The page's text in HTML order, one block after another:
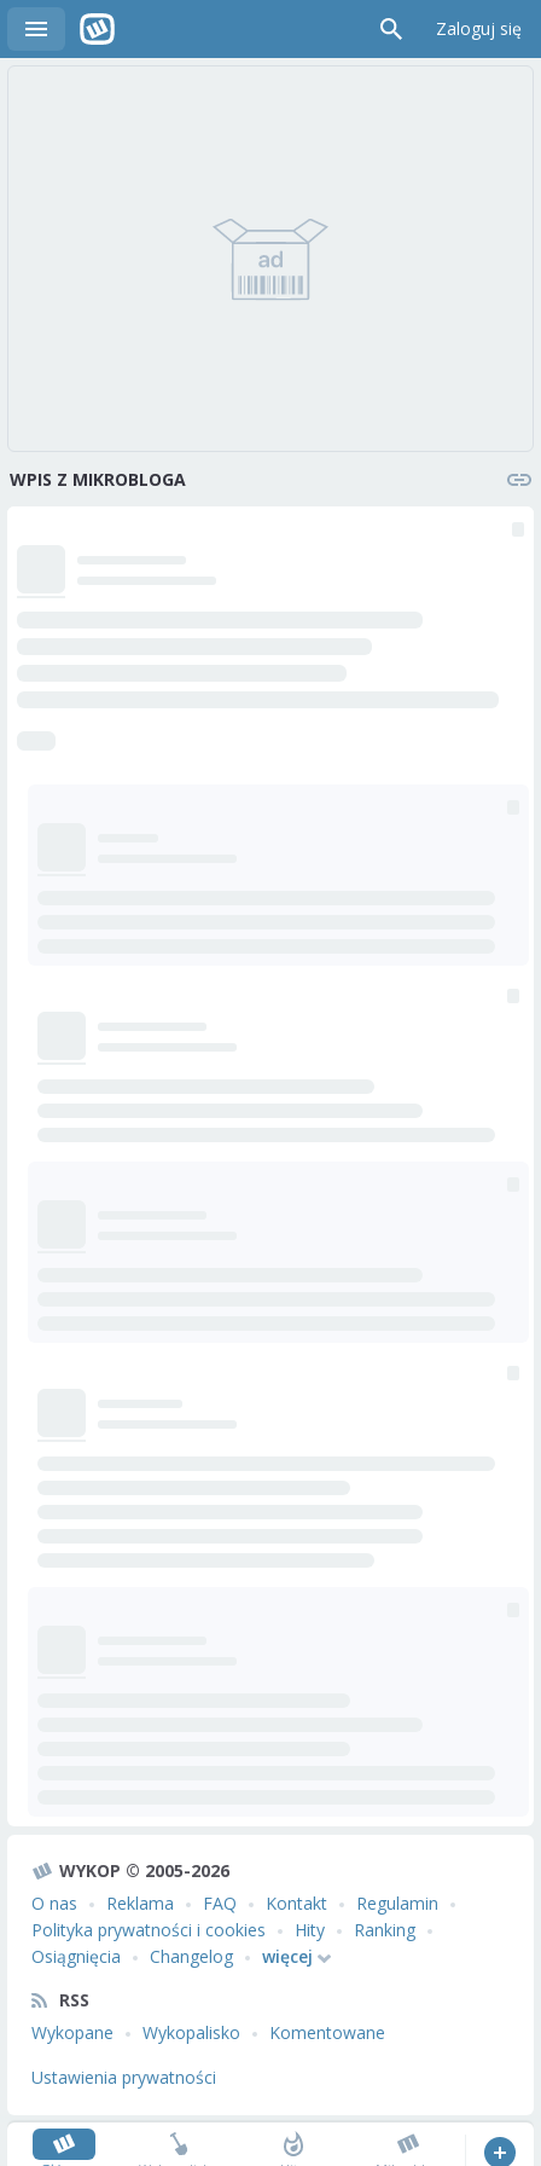
Zaloguj się
WPIS Z MIKROBLOGA
WYKOP © 2005-2026
O nas
Reklama FAQ Kontakt
Regulamin
Polityka prywatności i cookies
Hity
Ranking
Osiągnięcia
Changelog
więcej
RSS
Wykopane
Wykopalisko
Komentowane
Ustawienia prywatności